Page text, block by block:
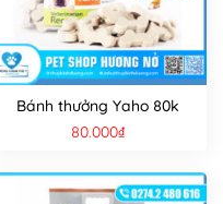
Bánh thưởng Yaho 80k
80.000₫